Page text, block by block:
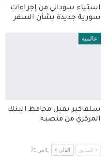
استياء سوداني من إجراءات
سورية جديدة بشأن السفر
عالمية
سلفاكير يقيل محافظ البنك
المركزي من منصبه
السابق التالي 1 من 71